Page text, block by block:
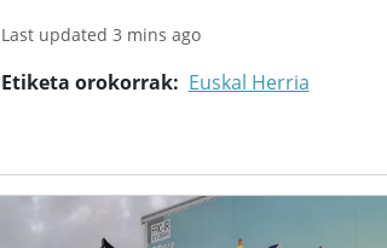
Last updated 3 mins ago
Etiketa orokorrak Euskal Herria